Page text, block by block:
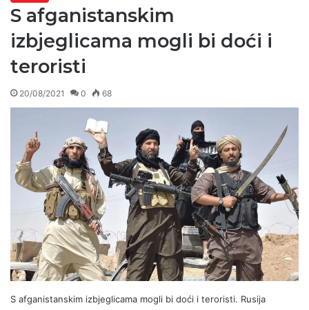
S afganistanskim
izbjeglicama mogli bi doći i
teroristi
20/08/2021 0 68
S afganistanskim izbjeglicama mogli bi doći i teroristi. Rusija